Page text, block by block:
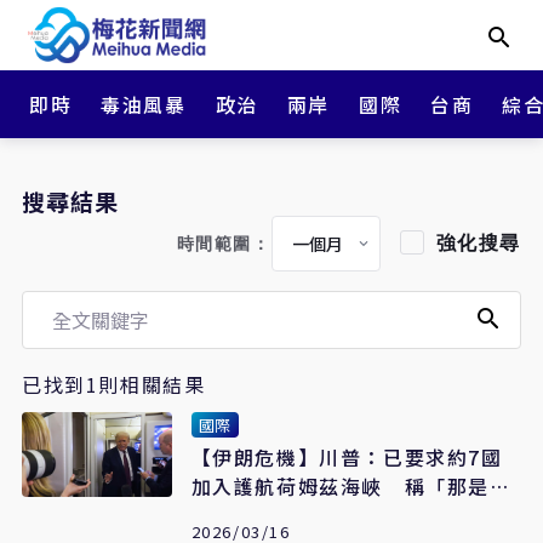
即時 毒油風暴 政治 兩岸 國際 台商 綜
搜尋結果
時間範圍： 強化搜尋
已找到1則相關結果
國際
【伊朗危機】川普：已要求約7國
加入護航荷姆茲海峽 稱「那是他
2026/03/16